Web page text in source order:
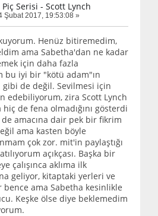
Serisi - Scott Lynch
Şubat 2017, 19:53:08 »
Henüz bitiremedim,
ama Sabetha'dan ne kadar
için daha fazla
bu iyi bir "kötü adam"ın
de değil. Sevilmesi için
edebiliyorum, zira Scott Lynch
de fena olmadığını gösterdi
amacına dair pek bir fikrim
ama kasten böyle
çok zor. mit'in paylaştığı
açıkçası. Başka bir
çalışınca aklıma ilk
geliyor, kitaptaki yerleri ve
ama Sabetha kesinlikle
Keşke ölse diye beklemedim